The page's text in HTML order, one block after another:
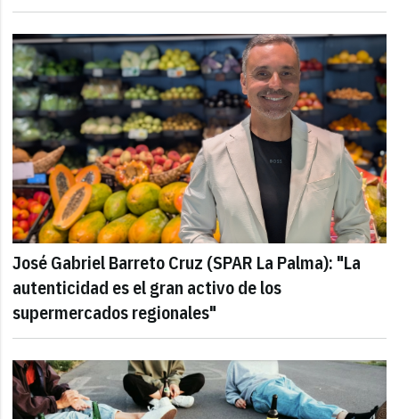
José Gabriel Barreto Cruz (SPAR La Palma): "La
autenticidad es el gran activo de los
supermercados regionales"